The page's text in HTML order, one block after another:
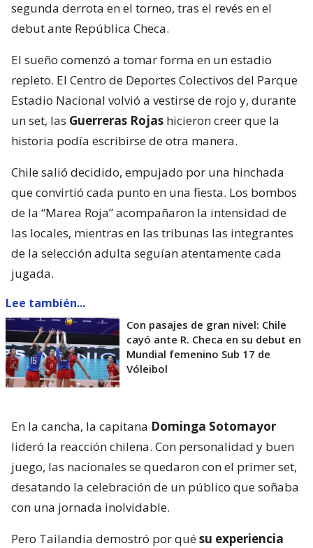
segunda derrota en el torneo, tras el revés en el
debut ante República Checa.
El sueño comenzó a tomar forma en un estadio
repleto. El Centro de Deportes Colectivos del Parque
Estadio Nacional volvió a vestirse de rojo y, durante
un set, las Guerreras Rojas hicieron creer que la
historia podía escribirse de otra manera.
Chile salió decidido, empujado por una hinchada
que convirtió cada punto en una fiesta. Los bombos
de la “Marea Roja” acompañaron la intensidad de
las locales, mientras en las tribunas las integrantes
de la selección adulta seguían atentamente cada
jugada.
Lee también...
Con pasajes de gran nivel: Chile
cayó ante R. Checa en su debut en
Mundial femenino Sub 17 de
Vóleibol
En la cancha, la capitana Dominga Sotomayor
lideró la reacción chilena. Con personalidad y buen
juego, las nacionales se quedaron con el primer set,
desatando la celebración de un público que soñaba
con una jornada inolvidable.
Pero Tailandia demostró por quésu experiencia